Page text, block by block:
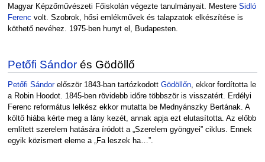
Magyar Képzőművészeti Főiskolán végezte tanulmányait. Mestere Sidló
Ferenc volt. Szobrok, hősi emlékművek és talapzatok elkészítése is
köthető nevéhez. 1975-ben hunyt el, Budapesten.
Petőfi Sándorés Gödöllő
Petőfi Sándorelőször 1843-ban tartózkodott Gödöllőn, ekkor fordította le
a Robin Hoodot. 1845-ben rövidebb időre többször is visszatért. Erdélyi
Ferenc református lelkész ekkor mutatta be Mednyánszky Bertának. A
költő hiába kérte meg a lány kezét, annak apja ezt elutasította. Az előbb
említett szerelem hatására íródott a „Szerelem gyöngyei” ciklus. Ennek
egyik közismert eleme a „Fa leszek ha…”.